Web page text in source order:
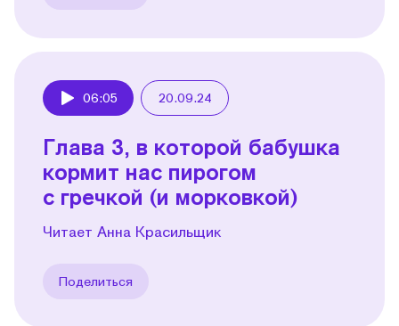
06:05 20.09.24
Глава 3, в которой бабушка
кормит нас пирогом
с гречкой (и морковкой)
Читает Анна Красильщик
Поделиться